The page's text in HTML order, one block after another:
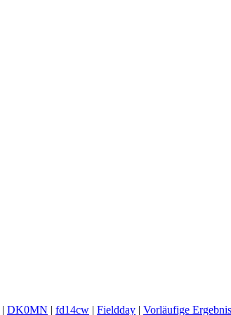
| DK0MN | fd14cw | Fieldday | Vorläufige